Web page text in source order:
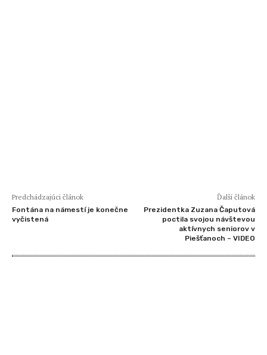
Predchádzajúci článok
Fontána na námestí je konečne
vyčistená
Ďalší článok
Prezidentka Zuzana Čaputová
poctila svojou návštevou
aktívnych seniorov v
Piešťanoch – VIDEO